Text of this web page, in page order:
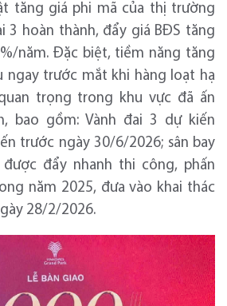
tăng giá phi mã của thị trường
3 hoàn thành, đẩy giá BĐS tăng
năm. Đặc biệt, tiềm năng tăng
ngay trước mắt khi hàng loạt hạ
trọng trong khu vực đã ấn
bao gồm: Vành đai 3 dự kiến
trước ngày 30/6/2026; sân bay
được đẩy nhanh thi công, phấn
năm 2025, đưa vào khai thác
28/2/2026.